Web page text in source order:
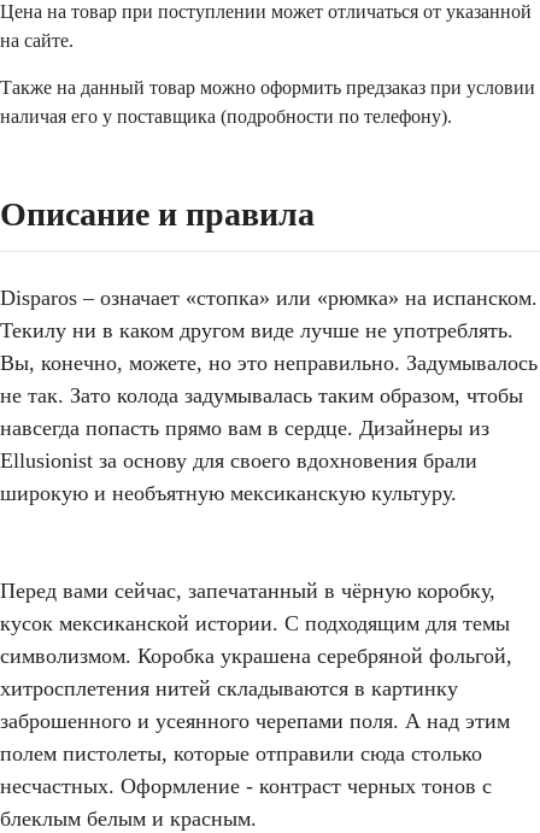
Цена на товар при поступлении может отличаться от указанной
на сайте.
Также на данный товар можно оформить предзаказ при условии
наличая его у поставщика (подробности по телефону).
Описание и правила
Disparos – означает «стопка» или «рюмка» на испанском.
Текилу ни в каком другом виде лучше не употреблять.
Вы, конечно, можете, но это неправильно. Задумывалось
не так. Зато колода задумывалась таким образом, чтобы
навсегда попасть прямо вам в сердце. Дизайнеры из
Ellusionist за основу для своего вдохновения брали
широкую и необъятную мексиканскую культуру.
Перед вами сейчас, запечатанный в чёрную коробку,
кусок мексиканской истории. С подходящим для темы
символизмом. Коробка украшена серебряной фольгой,
хитросплетения нитей складываются в картинку
заброшенного и усеянного черепами поля. А над этим
полем пистолеты, которые отправили сюда столько
несчастных. Оформление - контраст черных тонов с
блеклым белым и красным.